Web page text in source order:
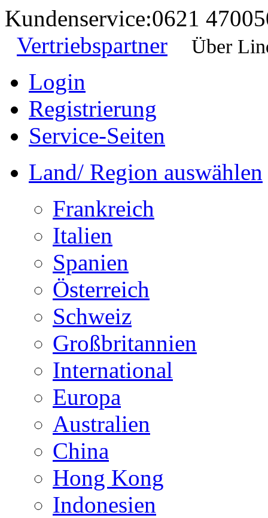
Kundenservice:0621
Vertriebspartner
Über
Login
Registrierung
Service-Seiten
Land/ Region auswählen
Frankreich
Italien
Spanien
Österreich
Schweiz
Großbritannien
International
Europa
Australien
China
Hong Kong
Indonesien